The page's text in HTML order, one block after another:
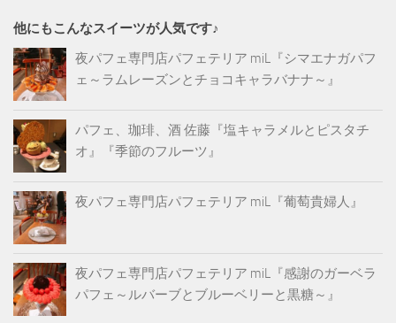
他にもこんなスイーツが人気です♪
夜パフェ専門店パフェテリア miL『シマエナガパフ
ェ～ラムレーズンとチョコキャラバナナ～』
パフェ、珈琲、酒 佐藤『塩キャラメルとピスタチ
オ』『季節のフルーツ』
夜パフェ専門店パフェテリア miL『葡萄貴婦人』
夜パフェ専門店パフェテリア miL『感謝のガーベラ
パフェ～ルバーブとブルーベリーと黒糖～』